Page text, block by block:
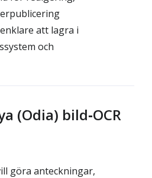
att lagra i
och
(Odia) bild‑OCR
göra anteckningar,